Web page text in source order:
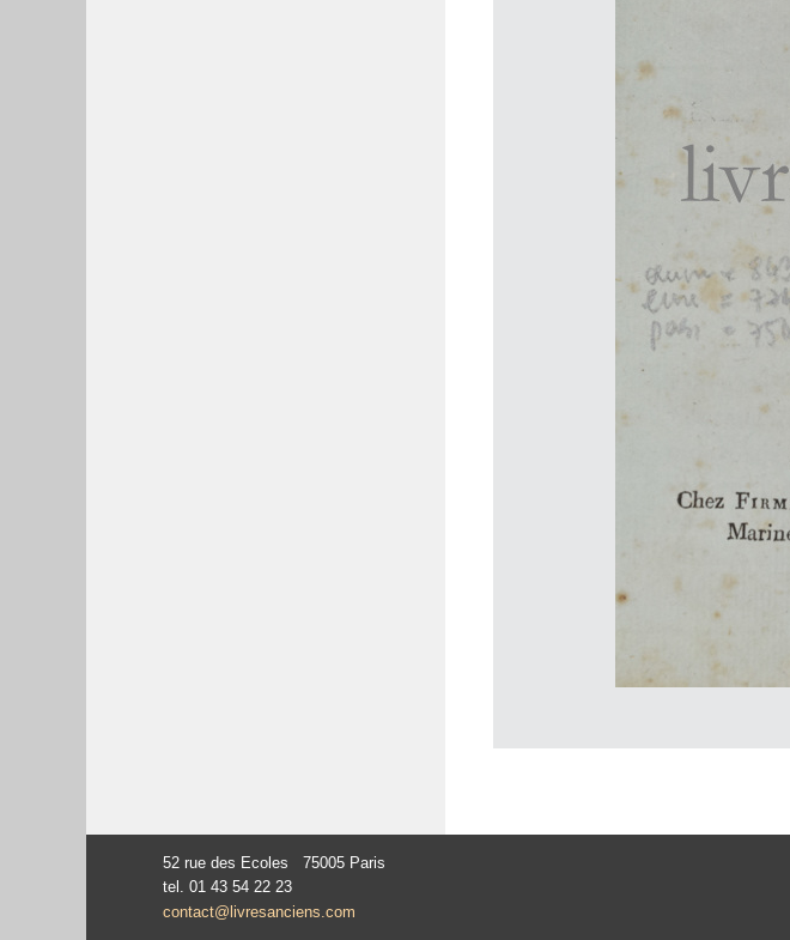
52 rue des Ecoles 75005 Paris
tel. 01 43 54 22 23
contact@livresanciens.com